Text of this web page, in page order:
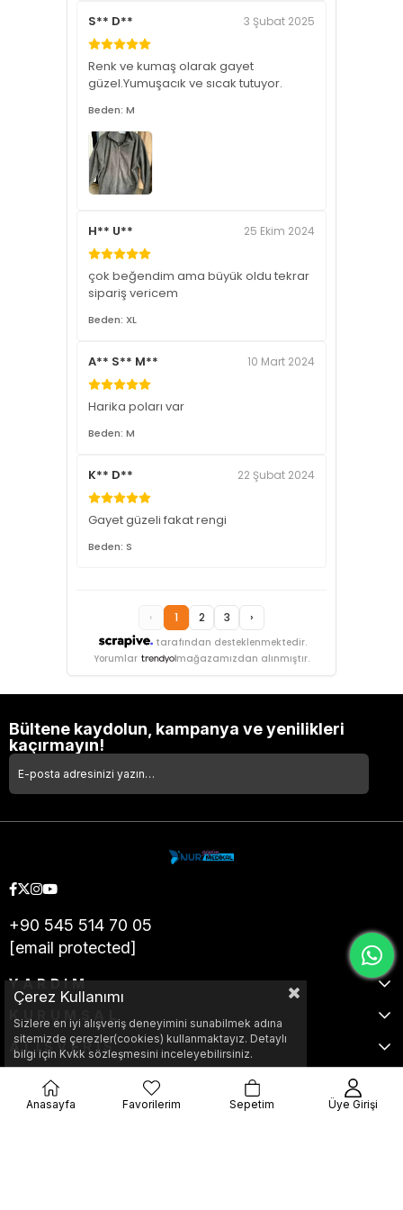
S** D** 3 Şubat 2025
Renk ve kumaş olarak gayet
güzel.Yumuşacık ve sıcak tutuyor.
Beden: M
H** U** 25 Ekim 2024
çok beğendim ama büyük oldu tekrar
sipariş vericem
Beden: XL
A** S** M** 10 Mart 2024
Harika poları var
Beden: M
K** D** 22 Şubat 2024
Gayet güzeli fakat rengi
Beden: S
tarafından desteklenmektedir.
‹ 1 2 3 ›
Yorumlar mağazamızdan alınmıştır.
Bültene kaydolun, kampanya ve yenilikleri
kaçırmayın!
+90 545 514 70 05
[email protected]
YARDIM
ALIŞVERİŞ
Çerez Kullanımı
Sizlere en iyi alışveriş deneyimini sunabilmek adına
sitemizde çerezler(cookies) kullanmaktayız. Detaylı
bilgi için Kvkk sözleşmesini inceleyebilirsiniz.
Anasayfa Favorilerim Sepetim Üye Girişi